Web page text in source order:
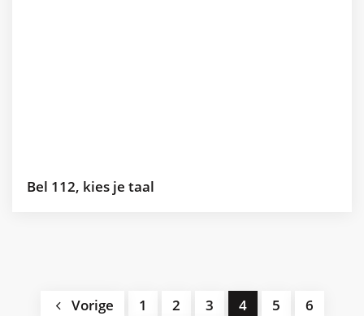
Bel 112, kies je taal
Vorige 1 2 3 4 5
6